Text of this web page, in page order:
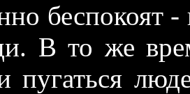
беспокоят
В то же
пугаться